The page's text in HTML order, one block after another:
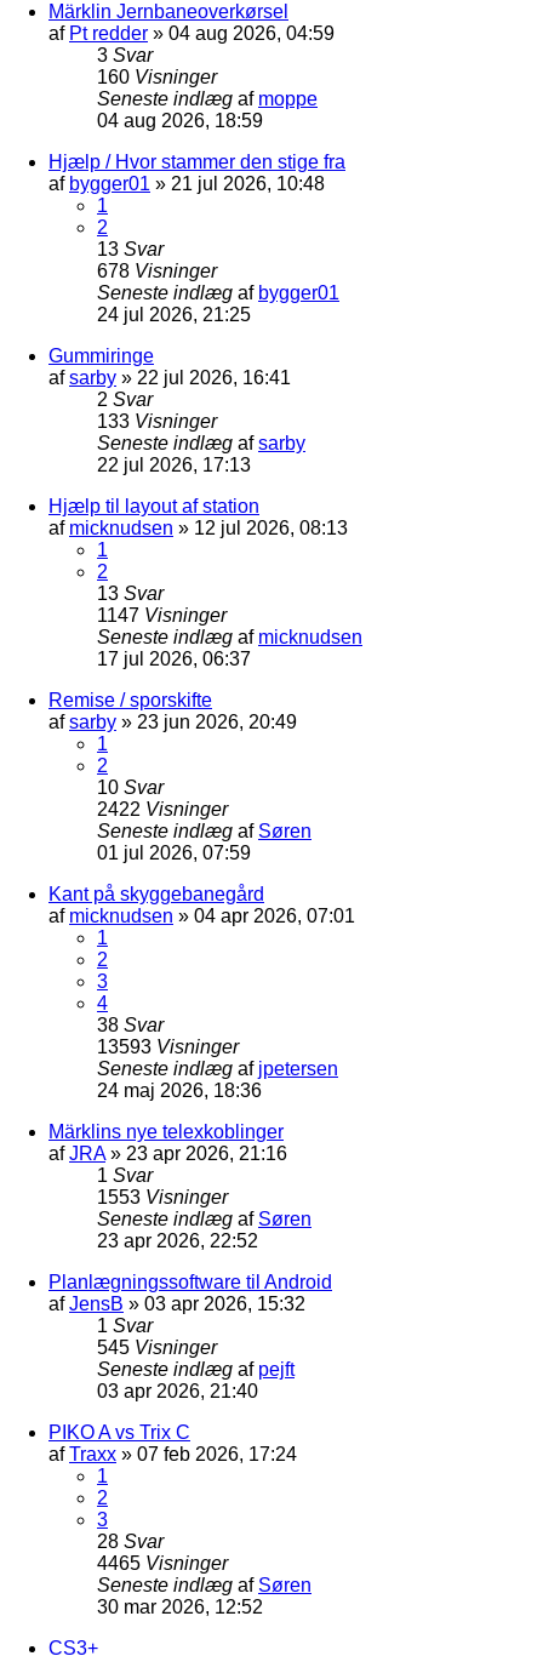
Märklin Jernbaneoverkørsel
af Pt redder » 04 aug 2026, 04:59
3 Svar
160 Visninger
Seneste indlæg af moppe
04 aug 2026, 18:59
Hjælp / Hvor stammer den stige fra
af bygger01 » 21 jul 2026, 10:48
1
2
13 Svar
678 Visninger
Seneste indlæg af bygger01
24 jul 2026, 21:25
Gummiringe
afsarby » 22 jul 2026, 16:41
2 Svar
133 Visninger
Seneste indlæg afsarby
22 jul 2026, 17:13
Hjælp til layout af station
af micknudsen » 12 jul 2026, 08:13
1
2
13 Svar
1147 Visninger
Seneste indlæg af micknudsen
17 jul 2026, 06:37
Remise / sporskifte
afsarby » 23 jun 2026, 20:49
1
2
10 Svar
2422 Visninger
Seneste indlæg af Søren
01 jul 2026, 07:59
Kant på skyggebanegård
af micknudsen » 04 apr 2026, 07:01
1
2
3
4
38 Svar
13593 Visninger
Seneste indlæg af jpetersen
24 maj 2026, 18:36
Märklins nye telexkoblinger
afJRA» 23 apr 2026, 21:16
1 Svar
1553 Visninger
Seneste indlæg af Søren
23 apr 2026, 22:52
Planlægningssoftware til Android
afJensB » 03 apr 2026, 15:32
1 Svar
545 Visninger
Seneste indlæg af pejft
03 apr 2026, 21:40
PIKO A vs Trix C
afTraxx » 07 feb 2026, 17:24
1
2
3
28 Svar
4465 Visninger
Seneste indlæg af Søren
30 mar 2026, 12:52
CS3+